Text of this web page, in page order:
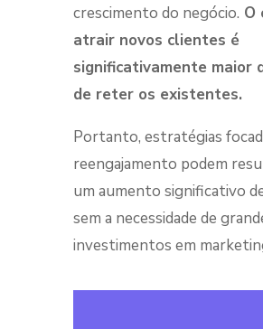
crescimento do negócio. O
atrair novos clientes é
significativamente maior
de reter os existentes.
Portanto, estratégias
reengajamento podem
um aumento significativo
sem a necessidade de
investimentos em